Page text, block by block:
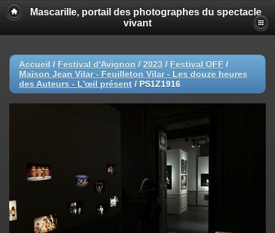
Mascarille, portail des photographes du spectacle
vivant
Accueil / Festival d'Avignon / 2023 / Festival OFF /
Maison Jean Vilar - Feuilleton Vilar - Les douze heures
des Auteurs - L'œil présent / PS1Z1916